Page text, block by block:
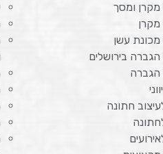
ומסך
עשן
בירושלים
חתונה